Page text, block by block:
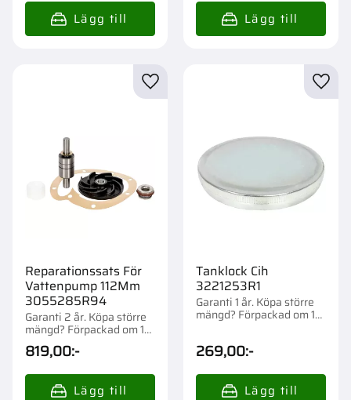
Reparationssats För
Vattenpump 112Mm
3055285R94
Garanti 2 år. Köpa större
mängd? Förpackad om 1
st.
819,00:-
Lägg till i favoriter
Tanklock Cih
3221253R1
Garanti 1 år. Köpa större
mängd? Förpackad om 1
269,00:-